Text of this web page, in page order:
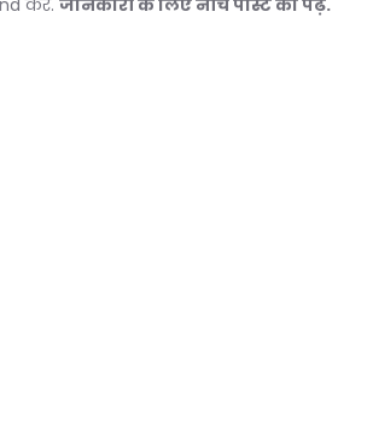
करें. जानकारी के लिए नीचे पोस्ट को पढ़े.